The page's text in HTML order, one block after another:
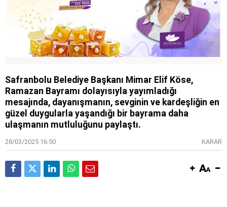
Safranbolu Belediye Başkanı Mimar Elif Köse,
Ramazan Bayramı dolayısıyla yayımladığı
mesajında, dayanışmanın, sevginin ve kardeşliğin en
güzel duygularla yaşandığı bir bayrama daha
ulaşmanın mutluluğunu paylaştı.
28/03/2025 16:50 KARAR